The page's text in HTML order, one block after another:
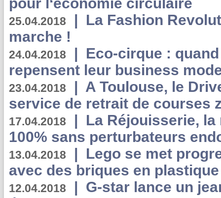
25.04.2018 | La Fashion
marche !
24.04.2018 | Eco-cirque :
repensent leur business
23.04.2018 | A Toulouse, le
service de retrait de courses
17.04.2018 | La Réjouisserie,
100% sans perturbateurs
13.04.2018 | Lego se met
avec des briques en
12.04.2018 | G-star lance un